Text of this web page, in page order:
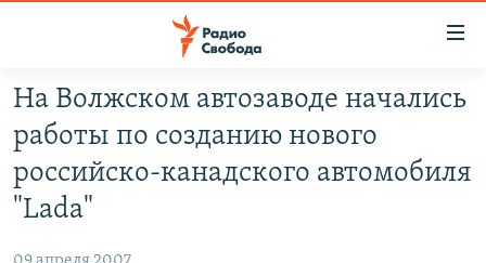
упрощенного
доступа
основному
ПРОГРАММЫ
ПОДКАСТЫ
АВТОРСКИЕ ПРОЕКТЫ
На Волжском автозаводе начались
работы по созданию нового
российско-канадского автомобиля
"Lada"